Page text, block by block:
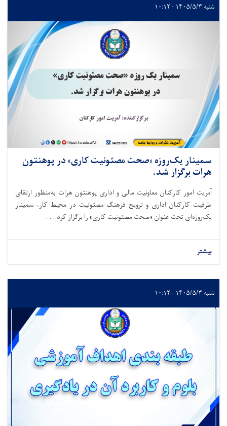
شنبه ۱۴۰۵/۵/۳ - ۱۰:۱۲
سمینار یک‌روزه «صحت مصئونیت کاری» در پوهنتون
هرات برگزار شد.
آمریت امور کارکنان معاونیت مالی و اداری پوهنتون هرات به‌منظور ارتقای
ظرفیت کارکنان اداری و ترویج فرهنگ مصئونیت در محیط کار، سمینار
یک‌روزه‌ای تحت عنوان «صحت مصئونیت کاری» را برگزار کرد.. . .
بیشتر
شنبه ۱۴۰۵/۵/۳ - ۱۰:۱۲